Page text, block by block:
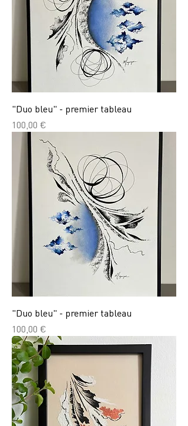
"Duo bleu" - premier tableau
Prix
100,00 €
"Duo bleu" - premier tableau
Prix
100,00 €